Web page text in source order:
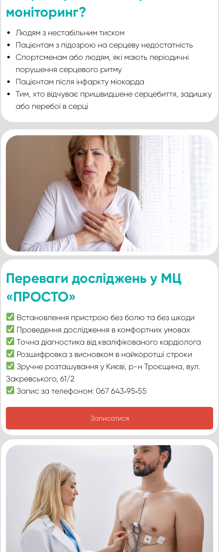
моніторинг?
Людям з нестабільним тиском
Пацієнтам з підозрою на серцеву недостатність
Спортсменам або людям, які мають періодичні
порушення серцевого ритму
Пацієнтам після інфаркту міокарда
Тим, хто відчуває пришвидшене серцебиття, задишку
або перебої в серці
Переваги досліджень у МЦ
«ПРОСТО»
Встановлення пристрою без болю та без шкоди
Проведення дослідження в комфортних умовах
Точна діагностика від кваліфікованого кардіолога
Розшифровка з висновком в найкоротші строки
Зручне розташування у Києві, р-н Троєщина, вул.
Закревського, 61/2
Запис за телефоном: 067 643‑95‑55
Записатися